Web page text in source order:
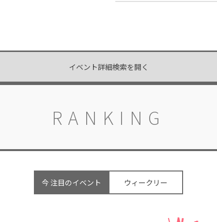
イベント詳細検索を開く
RANKING
今 注目のイベント ウィークリー